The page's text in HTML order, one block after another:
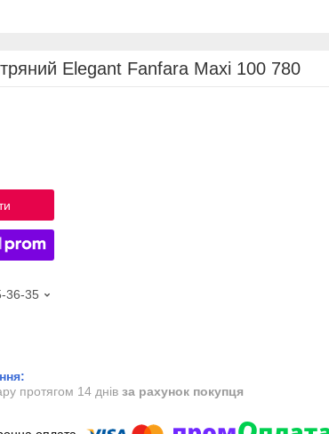
Elegant Fanfara Maxi 100 780
36-35
протягом 14 днів за рахунок покупця